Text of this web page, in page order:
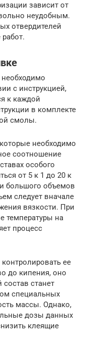
зависит от
неудобным.
отвердителей
с инструкцией,
к каждой
в комплекте
смолы.
необходимо
соотношение
особого
от 5 к 1 до 20 к
большого объемов
следует вначале
вязкости. При
температуры на
процесс
ее
до кипения, оно
станет
специальных
массы. Однако,
дозы данных
клеящие